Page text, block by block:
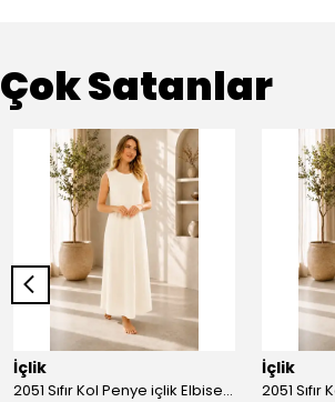
Çok Satanlar
İçlik
2051 Sıfır Kol Penye içlik Elbise - Ekru
İçlik